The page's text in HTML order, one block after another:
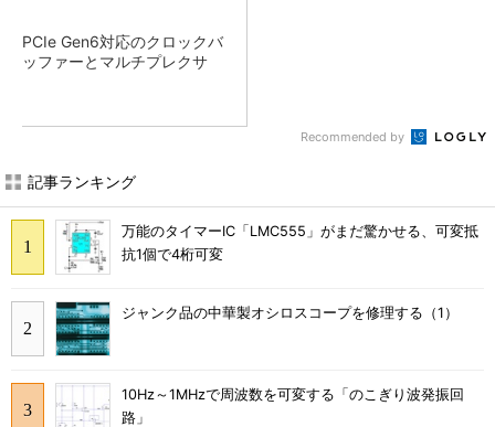
PCIe Gen6対応のクロックバ
ッファーとマルチプレクサ
Recommended by
記事ランキング
万能のタイマーIC「LMC555」がまだ驚かせる、可変抵
抗1個で4桁可変
ジャンク品の中華製オシロスコープを修理する（1）
10Hz～1MHzで周波数を可変する「のこぎり波発振回
路」